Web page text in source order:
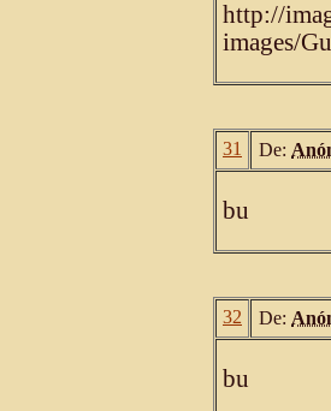
http://
images/
31 De:
bu
32 De:
bu